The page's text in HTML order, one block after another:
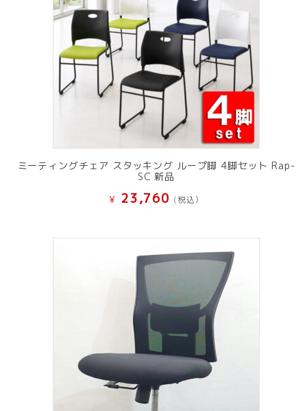
ミーティングチェア スタッキング ループ脚 4脚セット Rap-
SC 新品
¥ 23,760 (税込）